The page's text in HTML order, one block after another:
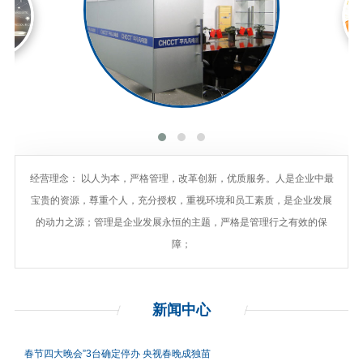
经营理念： 以人为本，严格管理，改革创新，优质服务。人是企业中最
宝贵的资源，尊重个人，充分授权，重视环境和员工素质，是企业发展
的动力之源；管理是企业发展永恒的主题，严格是管理行之有效的保
障；
新闻 中心
春节四大晚会”3台确定停办 央视春晚成独苗